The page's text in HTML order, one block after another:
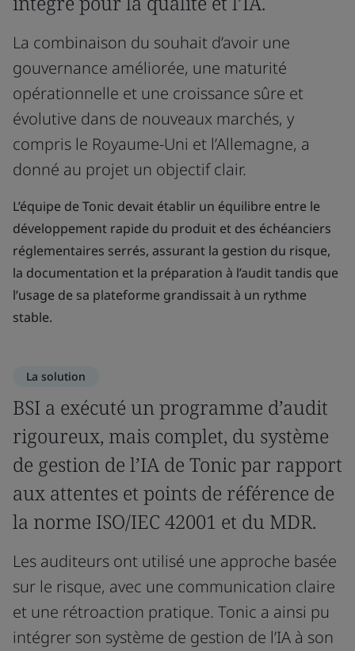
La combinaison du souhait d’avoir une
gouvernance améliorée, une maturité
opérationnelle et une croissance sûre et
évolutive dans de nouveaux marchés, y
compris le Royaume-Uni et l’Allemagne, a
donné au projet un objectif clair.
L’équipe de Tonic devait établir un équilibre entre le
développement rapide du produit et des échéanciers
réglementaires serrés, assurant la gestion du risque,
la documentation et la préparation à l’audit tandis que
l’usage de sa plateforme grandissait à un rythme
stable.
La solution
BSI a exécuté un programme d’audit
rigoureux, mais complet, du système
de gestion de l’IA de Tonic par rapport
aux attentes et points de référence de
la norme ISO/IEC 42001 et du MDR.
Les auditeurs ont utilisé une approche basée
sur le risque, avec une communication claire
et une rétroaction pratique. Tonic a ainsi pu
intégrer son système de gestion de l’IA à son